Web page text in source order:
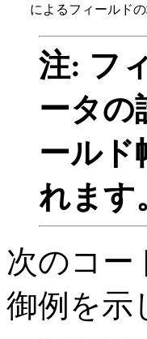
によるフィールド
注: フ
ータの
ールド
れます
次のコー
御例を示